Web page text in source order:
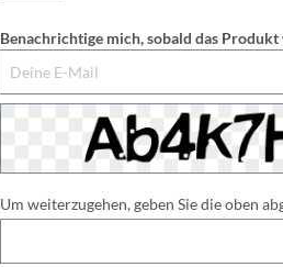
Benachrichtige mich, sobald das Produkt
Um weiterzugehen, geben Sie die oben